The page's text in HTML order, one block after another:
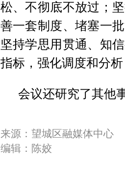
松、不彻底不放过；
善一套制度、堵塞一
坚持学思用贯通、知
指标，强化调度和分
会议还研究了其他
来源：望城区融媒体中心
编辑：陈姣